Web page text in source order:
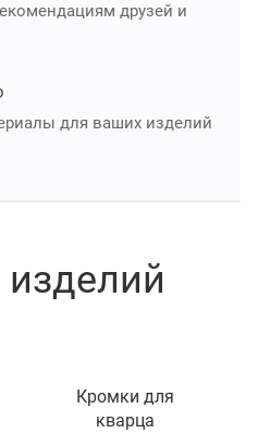
друзей и
для ваших изделий
Кромки для
кварца